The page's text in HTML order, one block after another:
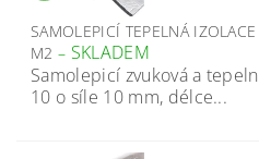
SAMOLEPICÍ TEPELNÁ
M2– SKLADEM
Samolepicí zvuková a
10 o síle 10 mm, délce...